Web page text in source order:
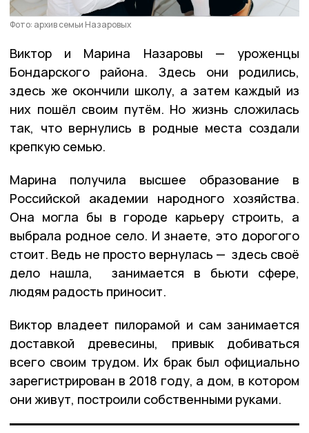
Фото: архив семьи Назаровых
Виктор и Марина Назаровы — уроженцы
Бондарского района. Здесь они родились,
здесь же окончили школу, а затем каждый из
них пошёл своим путём. Но жизнь сложилась
так, что вернулись в родные места создали
крепкую семью.
Марина получила высшее образование в
Российской академии народного хозяйства.
Она могла бы в городе карьеру строить, а
выбрала родное село. И знаете, это дорогого
стоит. Ведь не просто вернулась — здесь своё
дело нашла, занимается в бьюти сфере,
людям радость приносит.
Виктор владеет пилорамой и сам занимается
доставкой древесины, привык добиваться
всего своим трудом. Их брак был официально
зарегистрирован в 2018 году, а дом, в котором
они живут, построили собственными руками.